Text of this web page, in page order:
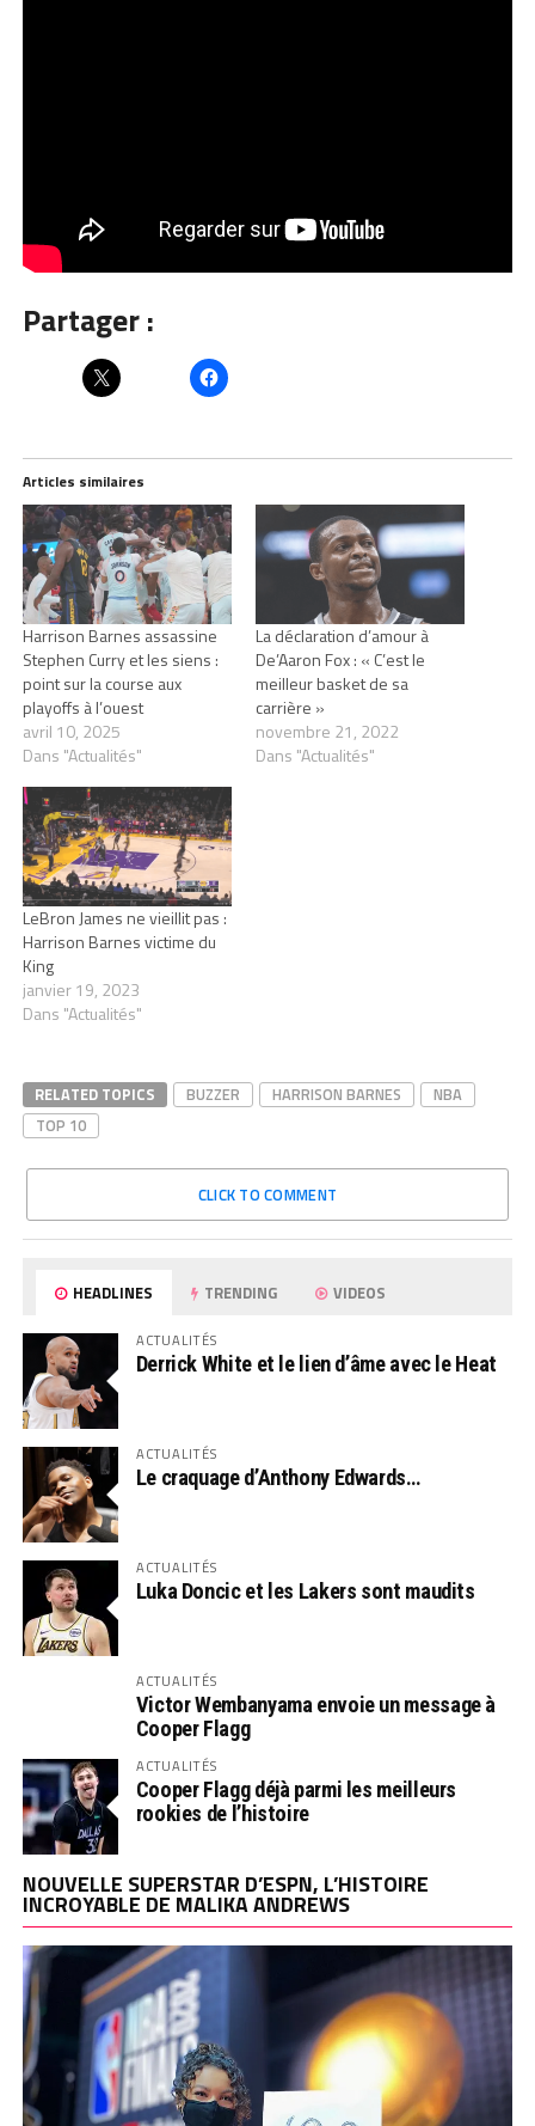
Partager :
Articles similaires
Harrison Barnes assassine
Stephen Curry et les siens :
point sur la course aux
playoffs à l’ouest
avril 10, 2025
Dans "Actualités"
La déclaration d’amour à
De’Aaron Fox : « C’est le
meilleur basket de sa
carrière »
novembre 21, 2022
Dans "Actualités"
LeBron James ne vieillit pas :
Harrison Barnes victime du
King
janvier 19, 2023
Dans "Actualités"
RELATED TOPICS BUZZER HARRISON BARNES
NBA
TOP 10
CLICK TO COMMENT
HEADLINES TRENDING VIDEOS
ACTUALITÉS
Derrick White et le lien d’âme avec le Heat
ACTUALITÉS
Le craquage d’Anthony Edwards…
ACTUALITÉS
Luka Doncic et les Lakers sont maudits
ACTUALITÉS
Victor Wembanyama envoie un message à
Cooper Flagg
ACTUALITÉS
Cooper Flagg déjà parmi les meilleurs
rookies de l’histoire
NOUVELLE SUPERSTAR D’ESPN, L’HISTOIRE
INCROYABLE DE MALIKA ANDREWS